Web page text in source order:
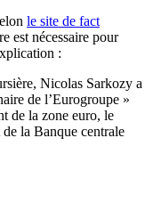
le site de fact
est nécessaire pour
:
Nicolas Sarkozy a
de l’Eurogroupe »
de la zone euro, le
la Banque centrale